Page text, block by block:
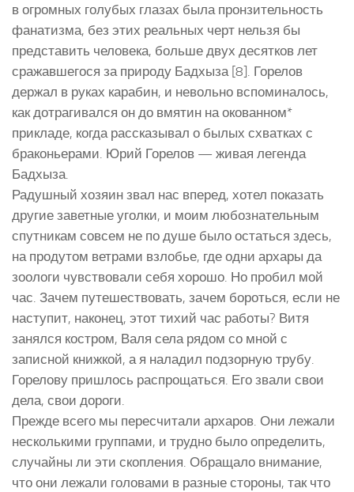
в огромных голубых глазах была пронзительность
фанатизма, без этих реальных черт нельзя бы
представить человека, больше двух десятков лет
сражавшегося за природу Бадхыза [8]. Горелов
держал в руках карабин, и невольно вспоминалось,
как дотрагивался он до вмятин на окованном*
прикладе, когда рассказывал о былых схватках с
браконьерами. Юрий Горелов — живая легенда
Бадхыза.
Радушный хозяин звал нас вперед, хотел показать
другие заветные уголки, и моим любознательным
спутникам совсем не по душе было остаться здесь,
на продутом ветрами взлобье, где одни архары да
зоологи чувствовали себя хорошо. Но пробил мой
час. Зачем путешествовать, зачем бороться, если не
наступит, наконец, этот тихий час работы? Витя
занялся костром, Валя села рядом со мной с
записной книжкой, а я наладил подзорную трубу.
Горелову пришлось распрощаться. Его звали свои
дела, свои дороги.
Прежде всего мы пересчитали архаров. Они лежали
несколькими группами, и трудно было определить,
случайны ли эти скопления. Обращало внимание,
что они лежали головами в разные стороны, так что